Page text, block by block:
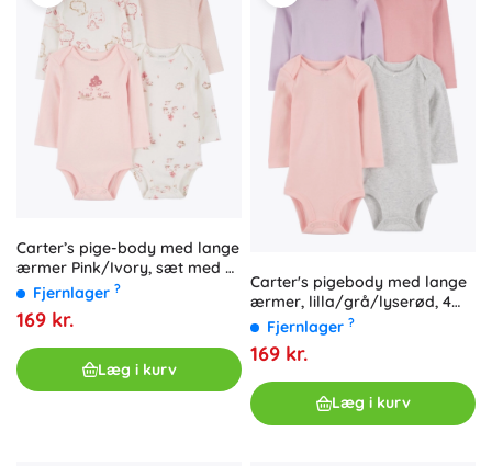
Carter’s pige-body med lange
ærmer Pink/Ivory, sæt med 4
stk., str. 56
Fjernlager ?
169 kr.
Læg i kurv
Carter's pigebody med lange
ærmer, lilla/grå/lyserød, 4
stk., str. 56
Fjernlager ?
169 kr.
Læg i kurv